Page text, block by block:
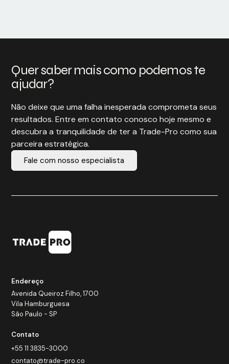
Quer saber mais como podemos te
ajudar?
Não deixe que uma falha inesperada comprometa seus
resultados. Entre em contato conosco hoje mesmo e
descubra a tranquilidade de ter a Trade-Pro como sua
parceira estratégica.
Fale com nosso especialista
Endereço
Avenida Queiroz Filho, 1700
Vila Hamburguesa
São Paulo - SP
Contato
+55 11 3835-3000
contato@trade-pro.co